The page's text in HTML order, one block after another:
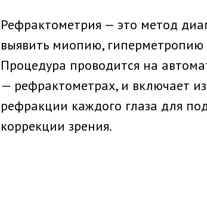
Рефрактометрия — это метод
выявить миопию, гиперметропию
Процедура проводится на
— рефрактометрах, и включает
рефракции каждого глаза для
коррекции зрения.